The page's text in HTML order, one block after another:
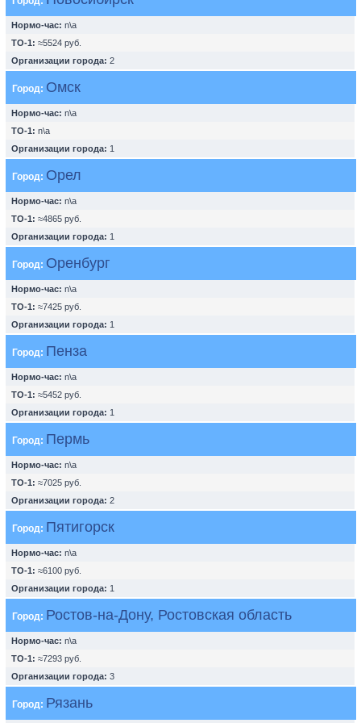
Нормо-час: n\a
ТО-1: ≈5524 руб.
Организации города: 2
Город: Омск
Нормо-час: n\a
ТО-1: n\a
Организации города: 1
Город: Орел
Нормо-час: n\a
ТО-1: ≈4865 руб.
Организации города: 1
Город: Оренбург
Нормо-час: n\a
ТО-1: ≈7425 руб.
Организации города: 1
Город: Пенза
Нормо-час: n\a
ТО-1: ≈5452 руб.
Организации города: 1
Город: Пермь
Нормо-час: n\a
ТО-1: ≈7025 руб.
Организации города: 2
Город: Пятигорск
Нормо-час: n\a
ТО-1: ≈6100 руб.
Организации города: 1
Город: Ростов-на-Дону, Ростовская область
Нормо-час: n\a
ТО-1: ≈7293 руб.
Организации города: 3
Город: Рязань